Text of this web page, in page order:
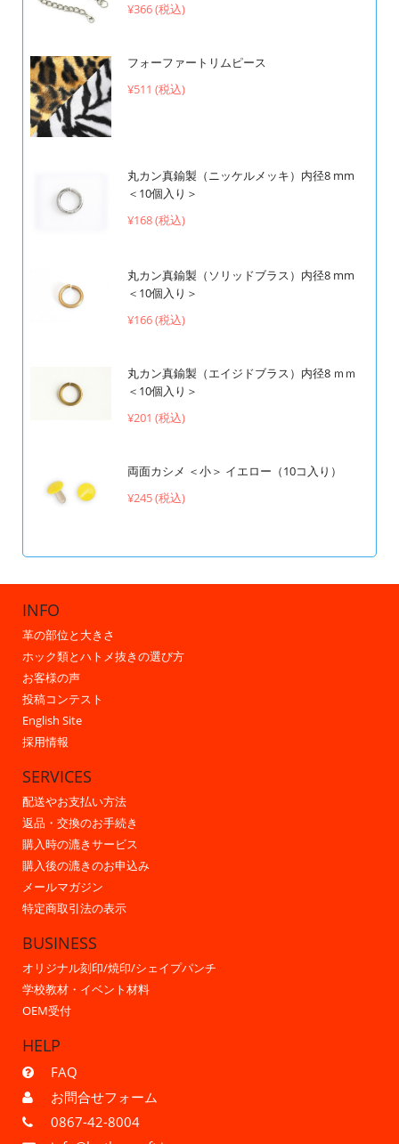
¥366 (税込)
フォーファートリムピース
¥511 (税込)
丸カン真鍮製（ニッケルメッキ）内径8 mm
＜10個入り＞
¥168 (税込)
丸カン真鍮製（ソリッドブラス）内径8 mm
＜10個入り＞
¥166 (税込)
丸カン真鍮製（エイジドブラス）内径8 ｍｍ
＜10個入り＞
¥201 (税込)
両面カシメ ＜小＞ イエロー（10コ入り）
¥245 (税込)
INFO
革の部位と大きさ
ホック類とハトメ抜きの選び方
お客様の声
投稿コンテスト
English Site
採用情報
SERVICES
配送やお支払い方法
返品・交換のお手続き
購入時の漉きサービス
購入後の漉きのお申込み
メールマガジン
特定商取引法の表示
BUSINESS
オリジナル刻印/焼印/シェイプパンチ
学校教材・イベント材料
OEM受付
HELP
FAQ
お問合せフォーム
0867-42-8004